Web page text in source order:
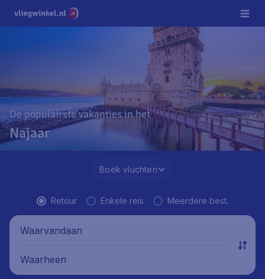
De populairste vakanties in het
Najaar
Boek vluchten
Retour Enkele reis Meerdere best.
Waarvandaan
Waarheen